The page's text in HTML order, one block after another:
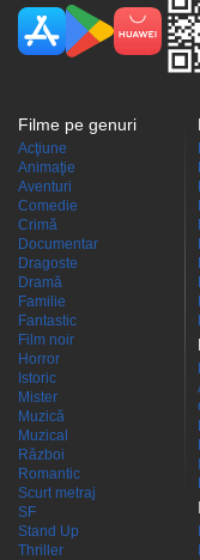
Filme pe genuri
Acţiune
Animaţie
Aventuri
Comedie
Crimă
Documentar
Dragoste
Dramă
Familie
Fantastic
Film noir
Horror
Istoric
Mister
Muzică
Muzical
Război
Romantic
Scurt metraj
SF
Stand Up
Thriller